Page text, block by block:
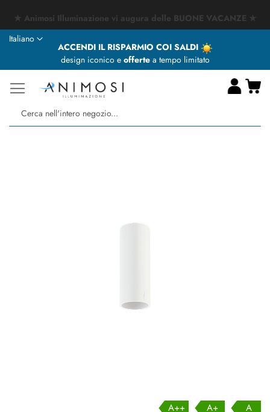
★ Animosi Illuminazione vi augura delle BUONE VACANZE ★
ACCENDI IL RISPARMIO COI SALDI
design iconico e offertea tempo limitato
Lingua
Italiano
A++ A+ A